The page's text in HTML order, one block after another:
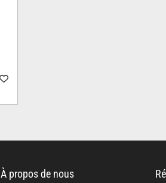
À propos de nous